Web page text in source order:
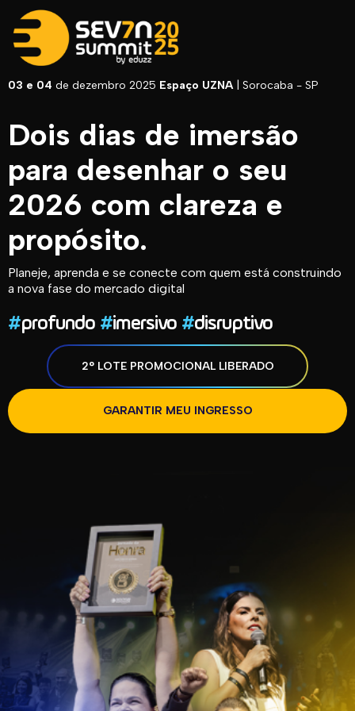
03 e 04 de dezembro 2025 Espaço UZNA| Sorocaba - SP
Dois dias de imersão
para desenhar o seu
2026 com clareza e
propósito.
Planeje, aprenda e se conecte com quem está construindo
a nova fase do mercado digital
#profundo #imersivo #disruptivo
2° LOTE PROMOCIONAL LIBERADO
GARANTIR MEU INGRESSO